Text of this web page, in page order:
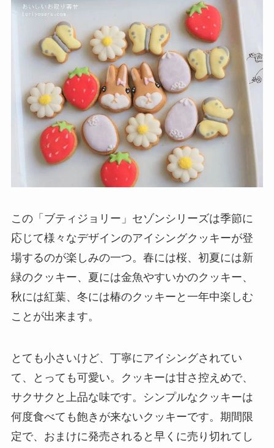
この「ブティジョリー」セゾンシリーズは季節に
応じて様々なデザインのアイシングクッキーが登
場するのが楽しみの一つ。春には桜、初夏には新
緑のクッキー、夏には金魚やすいかのクッキー、
秋には紅葉、冬には椿のクッキーと一年中楽しむ
ことが出来ます。
とても小さいけど、丁寧にアイシングされてい
て、とっても可愛い。クッキーは甘さ控えめで、
サクサクと上品な味です。シンプルなクッキーは
何度食べても飽きが来ないクッキーです。期間限
定で、おまけに発売されると早くに売り切れてし